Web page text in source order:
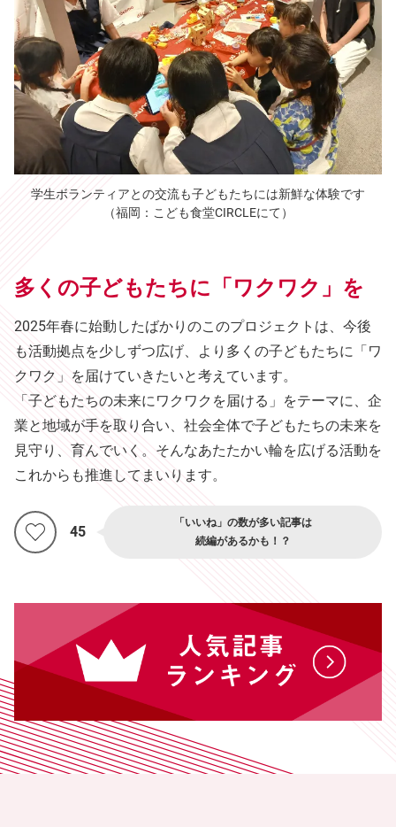
学生ボランティアとの交流も子どもたちには新鮮な体験です
（福岡：こども食堂CIRCLEにて）
多くの子どもたちに「ワクワク」を
2025年春に始動したばかりのこのプロジェクトは、今後
も活動拠点を少しずつ広げ、より多くの子どもたちに「ワ
クワク」を届けていきたいと考えています。
「子どもたちの未来にワクワクを届ける」をテーマに、企
業と地域が手を取り合い、社会全体で子どもたちの未来を
見守り、育んでいく。そんなあたたかい輪を広げる活動を
これからも推進してまいります。
45
「いいね」の数が多い記事は
続編があるかも！？